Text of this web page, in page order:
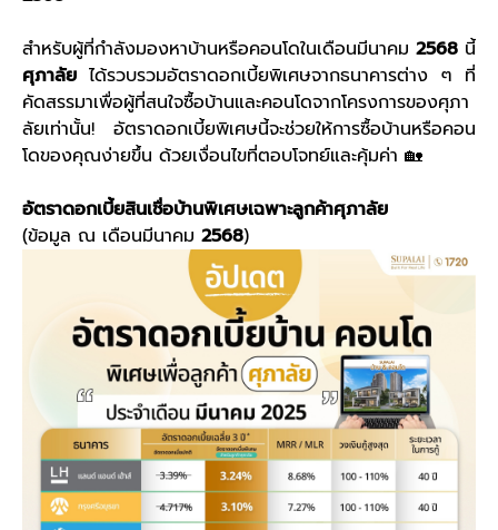
สำหรับผู้ที่กำลังมองหาบ้านหรือคอนโดในเดือนมีนาคม 2568 นี้
ศุภาลัย ได้รวบรวมอัตราดอกเบี้ยพิเศษจากธนาคารต่าง ๆ ที่
คัดสรรมาเพื่อผู้ที่สนใจซื้อบ้านและคอนโดจากโครงการของศุภา
ลัยเท่านั้น! อัตราดอกเบี้ยพิเศษนี้จะช่วยให้การซื้อบ้านหรือคอน
โดของคุณง่ายขึ้น ด้วยเงื่อนไขที่ตอบโจทย์และคุ้มค่า 🏡
อัตราดอกเบี้ยสินเชื่อบ้านพิเศษเฉพาะลูกค้าศุภาลัย
(ข้อมูล ณ เดือนมีนาคม 2568)